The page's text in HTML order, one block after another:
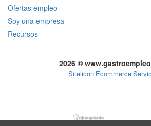
Ofertas empleo
Soy una empresa
Recursos
2026 ©
Sitelicon Ecommerce